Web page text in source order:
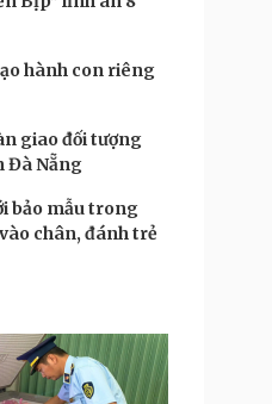
hành con riêng
giao đối tượng
Đà Nẵng
bảo mẫu trong
chân, đánh trẻ